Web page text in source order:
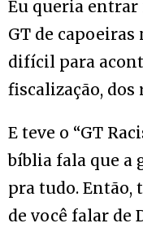
Eu queria entrar
GT de capoeiras
difícil para
fiscalização, dos
E teve o “GT
bíblia fala que a
pra tudo. Então,
de você falar de